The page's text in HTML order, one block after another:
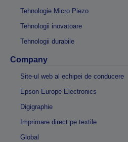
Tehnologie Micro Piezo
Tehnologii inovatoare
Tehnologii durabile
Company
Site-ul web al echipei de conducere
Epson Europe Electronics
Digigraphie
Imprimare direct pe textile
Global